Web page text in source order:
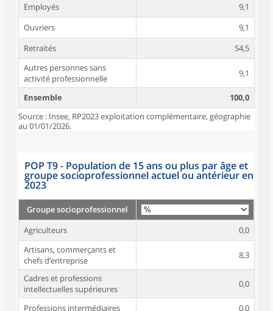
Employés
9,1
Ouvriers
9,1
Retraités
54,5
Autres personnes sans
activité professionnelle
9,1
Ensemble
100,0
Source : Insee, RP2023 exploitation complémentaire, géographie
au 01/01/2026.
POP T9 - Population de 15 ans ou plus par âge et
groupe socioprofessionnel actuel ou antérieur en
2023
Groupe socioprofessionnel
Agriculteurs
0,0
Artisans, commerçants et
chefs d’entreprise
8,3
Cadres et professions
intellectuelles supérieures
0,0
Professions intermédiaires
0,0